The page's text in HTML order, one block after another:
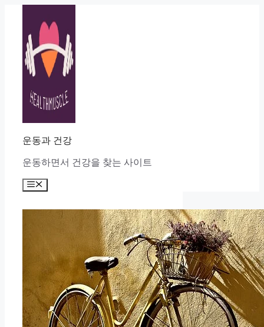
운동과 건강
운동하면서 건강을 찾는 사이트
Menu